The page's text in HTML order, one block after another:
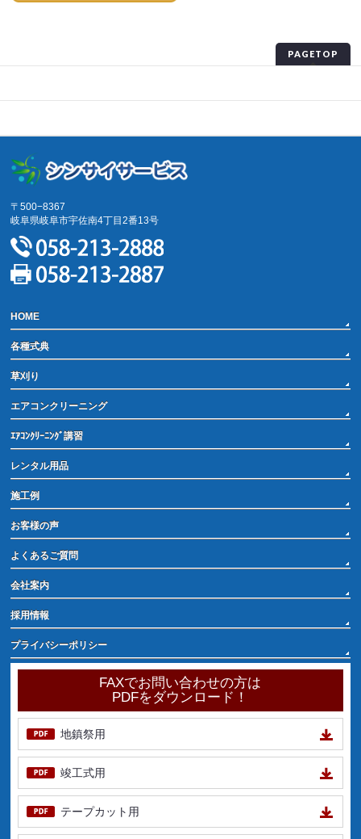
PAGETOP
〒500−8367
岐阜県岐阜市宇佐南4丁目2番13号
HOME
各種式典
草刈り
エアコンクリーニング
ｴｱｺﾝｸﾘｰﾆﾝｸﾞ講習
レンタル用品
施工例
お客様の声
よくあるご質問
会社案内
採用情報
プライバシーポリシー
FAXでお問い合わせの方は
PDFをダウンロード！
地鎮祭用
竣工式用
テープカット用